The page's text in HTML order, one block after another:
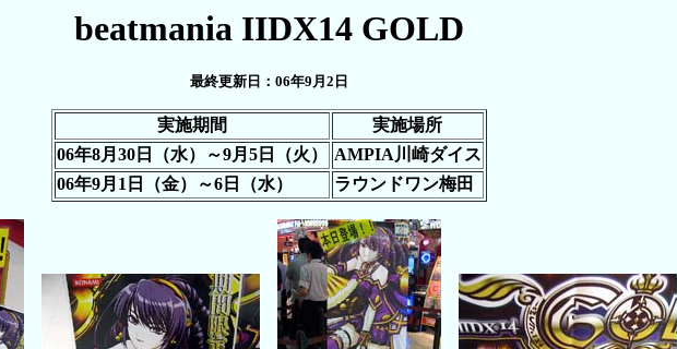
beatmania IIDX14 GOLD
最終更新日：06年9月2日
実施期間
実施場所
06年8月30日（水）～9月5日（火）
AMPIA川崎ダイス
06年9月1日（金）～6日（水）
ラウンドワン梅田